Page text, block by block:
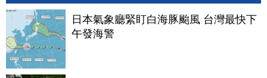
日本氣象廳緊盯白海豚颱風 台灣最快下
午發海警